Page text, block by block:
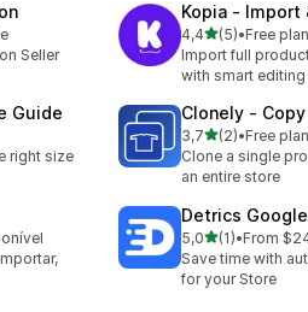
Seller
Kopia ‑
4,4de 5 estrelas
(5)
5 total de
•Free
Import full
with smart
Guide
right size
Clonely ‑
3,7de 5 estrelas
(2)
2 total de
•Free
Clone a single
an entire store
Detrics
5,0de 5 estrelas
(1)
1 total de
•From
Save time with
for your Store